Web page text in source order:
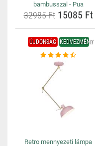
bambusszal - Pua
32985 Ft15085 Ft
ÚJDONSÁG KEDVEZMÉNY
Retro mennyezeti lámpa